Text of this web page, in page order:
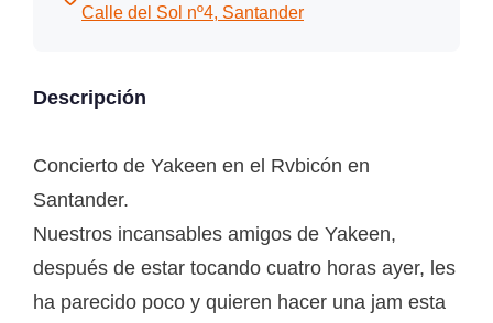
Calle del Sol nº4, Santander
Descripción
Concierto de Yakeen en el Rvbicón en
Santander.
Nuestros incansables amigos de Yakeen,
después de estar tocando cuatro horas ayer, les
ha parecido poco y quieren hacer una jam esta